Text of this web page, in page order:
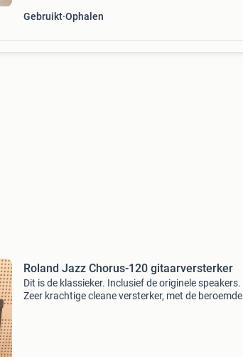
Gebruikt Ophalen
Roland Jazz Chorus-120 gitaarversterker
Dit is de klassieker. Inclusief de originele speakers.
Zeer krachtige cleane versterker, met de beroemde